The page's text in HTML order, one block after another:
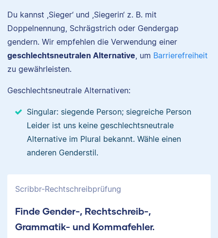
Du kannst ,Sieger‘ und ,Siegerin‘ z. B. mit
Doppelnennung, Schrägstrich oder Gendergap
gendern. Wir empfehlen die Verwendung einer
geschlechtsneutralen Alternative, um Barrierefreiheit
zu gewährleisten.
Geschlechtsneutrale Alternativen:
Singular: siegende Person; siegreiche Person
Leider ist uns keine geschlechtsneutrale
Alternative im Plural bekannt. Wähle einen
anderen Genderstil.
Scribbr-Rechtschreibprüfung
Finde Gender-, Rechtschreib-,
Grammatik- und Kommafehler.